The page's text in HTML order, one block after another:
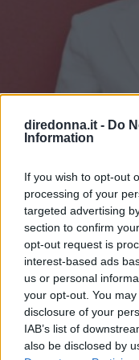
diredonna.it - Do
Information
If you wish to opt-out
processing of your
targeted advertising
section to confirm
opt-out request is
interest-based ads
us or personal
your opt-out. You
disclosure of your
IAB’s list of
also be disclosed by
GOSSIP
Tailleur
Zalando,